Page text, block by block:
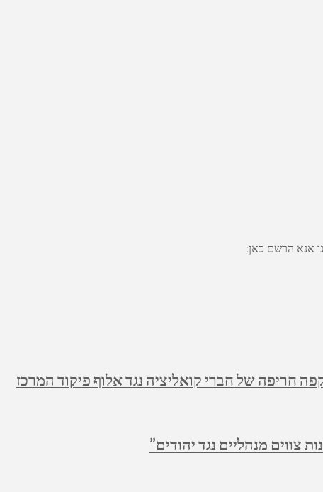
אנא הרשם כאן:
חריפה של חברי קואליציה נגד אלוף פיקוד המרכז
צווים מנהליים נגד יהודים”